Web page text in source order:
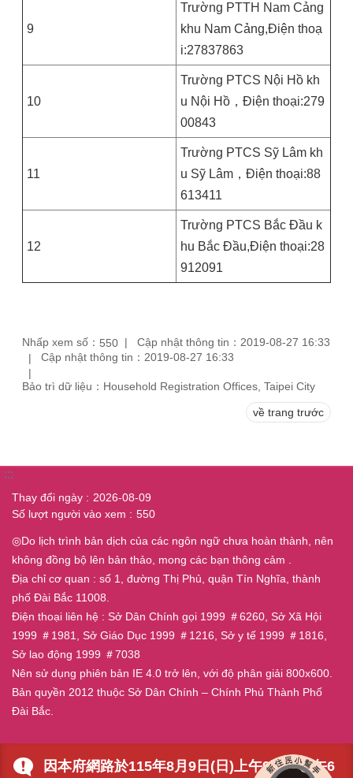
因本府網路於115年8月9日(日)上午9時至下午6
9
Trường PTTH Nam Cảng
khu Nam Cảng,Điện thoạ
i:27837863
10
Trường PTCS Nội Hồ kh
u Nội Hồ，Điện thoại:279
00843
11
Trường PTCS Sỹ Lâm kh
u Sỹ Lâm，Điện thoại:88
613411
12
Trường PTCS Bắc Đầu k
hu Bắc Đầu,Điện thoại:28
912091
Nhấp xem số： 550
Cập nhật thông tin：2019-08-27 16:33
Cập nhật thông tin：2019-08-27 16:33
Bảo trì dữ liệu：Household Registration Offices, Taipei City
về trang trước
:::
Thay đổi ngày
2026-08-09
Số lượt người vào xem
550
◎Do lịch trình bản dịch của các ngôn ngữ chưa hoàn thành, nên
không đồng bộ lên bản thảo, mong các bạn thông cảm .
Địa chỉ cơ quan : số 1, đường Thị Phủ, quận Tín Nghĩa, thành
phố Đài Bắc 11008.
Điện thoại liên hệ : Sở Dân Chính gọi 1999 ＃6260, Sở Xã Hội
1999 ＃1981, Sở Giáo Dục 1999 ＃1216, Sở y tế 1999 ＃1816,
Sở lao động 1999 ＃7038
Nên sử dụng phiên bản IE 4.0 trở lên, với độ phân giải 800x600.
Bản quyền 2012 thuộc Sở Dân Chính – Chính Phủ Thành Phố
Đài Bắc.